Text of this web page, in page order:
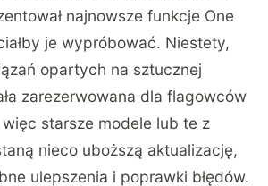
najnowsze funkcje One
je wypróbować. Niestety,
opartych na sztucznej
zarezerwowana dla flagowców
starsze modele lub te z
nieco uboższą aktualizację,
ulepszenia i poprawki błędów.